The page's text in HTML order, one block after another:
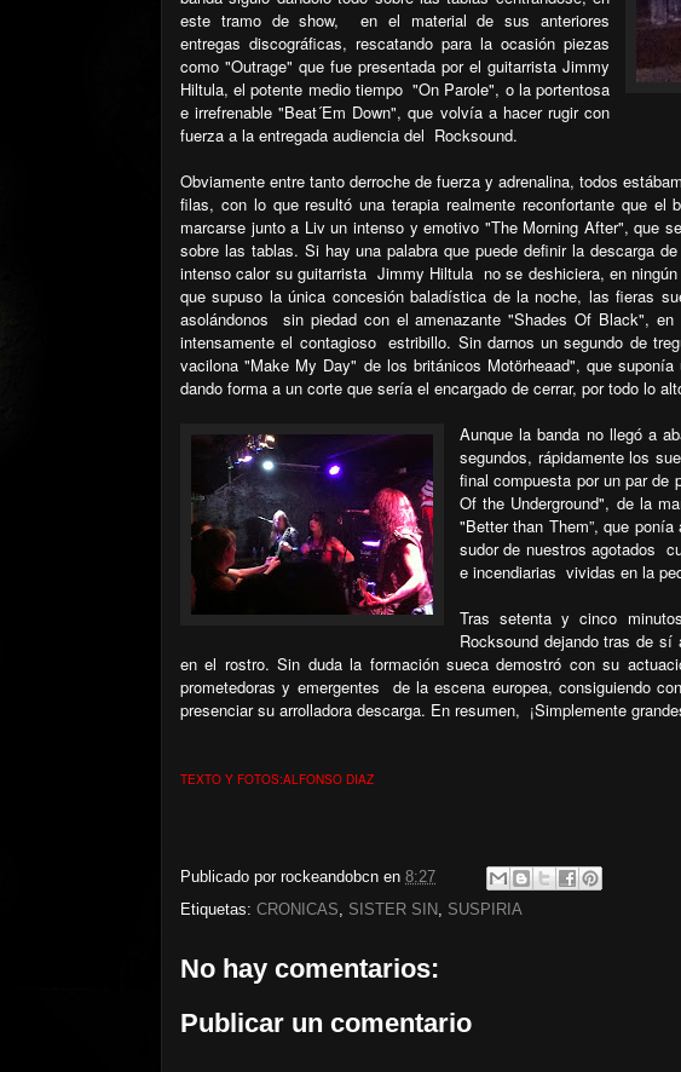
este tramo de show,
en el material de sus anteriores
entregas discográficas, rescatando para la ocasión piezas
como "Outrage" que fue presentada por el guitarrista Jimmy
Hiltula, el potente medio tiempo "On Parole", o la portentosa
e irrefrenable "Beat´Em Down", que volvía a hacer rugir con
fuerza a la entregada audiencia del Rocksound.
Obviamente entre tanto derroche de fuerza y adrenalina, todos
filas, con lo que resultó una terapia realmente reconfortante que el
marcarse junto a Liv un intenso y emotivo "The Morning After", que
sobre las tablas. Si hay una palabra que puede definir la descarga
intenso calor su guitarrista Jimmy Hiltula no se deshiciera, en
que supuso la única concesión baladística de la noche, las fieras
asolándonos
sin piedad con el amenazante "Shades Of Black",
intensamente el contagioso estribillo. Sin darnos un segundo de
vacilona "Make My Day" de los británicos Motörheaad", que
dando forma a un corte que sería el encargado de cerrar, por todo lo
Aunque la banda no llegó a
segundos, rápidamente los
final compuesta por un par de
Of the Underground", de la
"Better than Them”, que
sudor de nuestros agotados
e incendiarias vividas en la
Tras setenta y cinco
Rocksound dejando tras de
en el rostro. Sin duda la formación sueca demostró con su
prometedoras y emergentes
de la escena europea, consiguiendo
presenciar su arrolladora descarga. En resumen, ¡Simplemente
TEXTO Y FOTOS:ALFONSO DIAZ
Publicado por rockeandobcn en 8:27
Etiquetas: CRONICAS SISTER SIN SUSPIRIA
No hay comentarios:
Publicar un comentario